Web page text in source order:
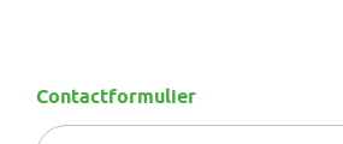
Contactformulier